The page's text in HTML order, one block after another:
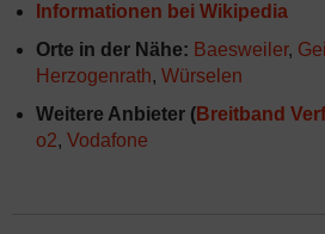
Informationen bei Wikipedia
Orte in der Nähe: Baesweiler,
Herzogenrath, Würselen
Weitere Anbieter (Breitband
o2, Vodafone